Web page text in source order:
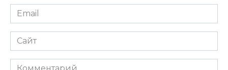
Email
*
Сайт
Комментарий